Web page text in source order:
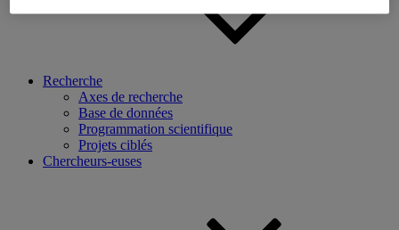
Recherche
Axes de recherche
Base de données
Programmation scientifique
Projets ciblés
Chercheurs-euses